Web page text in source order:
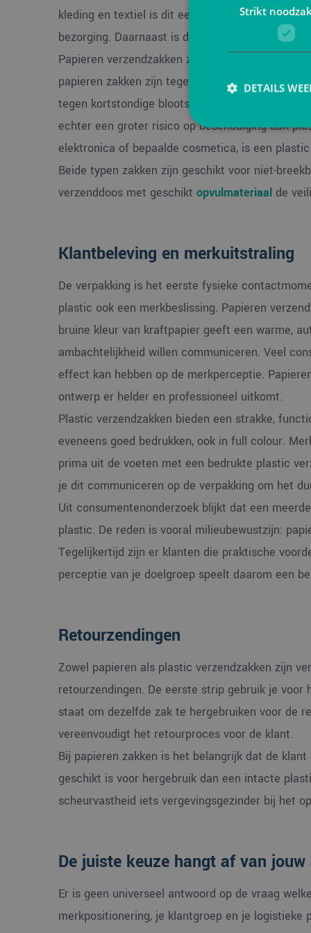
kleding en textiel is dit een relevant pluspunt:
bezorging. Daarnaast is de inhoud door de
Papieren verzendzakken zijn eveneens stevig
papieren zakken zijn tegenwoordig voorzien
tegen kortstondige blootstelling aan vocht. Bij
echter een groter risico op beschadiging dan
elektronica of bepaalde cosmetica, is een
Beide typen zakken zijn geschikt voor niet-
verzenddoos met geschikt opvulmateriaalde
Klantbeleving en merkuitstraling
De verpakking is het eerste fysieke
plastic ook een merkbeslissing. Papieren
bruine kleur van kraftpapier geeft een warme,
ambachtelijkheid willen communiceren. Veel
effect kan hebben op de merkperceptie.
ontwerp er helder en professioneel uitkomt.
Plastic verzendzakken bieden een strakke,
eveneens goed bedrukken, ook in full colour.
prima uit de voeten met een bedrukte plastic
je dit communiceren op de verpakking om het
Uit consumentenonderzoek blijkt dat een
plastic. De reden is vooral milieubewustzijn:
Tegelijkertijd zijn er klanten die praktische
perceptie van je doelgroep speelt daarom een
Retourzendingen
Zowel papieren als plastic verzendzakken zijn
retourzendingen. De eerste strip gebruik je
staat om dezelfde zak te hergebruiken voor de
vereenvoudigt het retourproces voor de klant.
Bij papieren zakken is het belangrijk dat de
geschikt is voor hergebruik dan een intacte
scheurvastheid iets vergevingsgezinder bij het
De juiste keuze hangt af van
Er is geen universeel antwoord op de vraag
merkpositionering, je klantgroep en je
Strikt
DETAILS
accountbeheer. De
PHPSESSID
_ga_38H4ZZK10R
_ga
Naam
_clck
_clsk
MR
SRM_B
SM
MUID